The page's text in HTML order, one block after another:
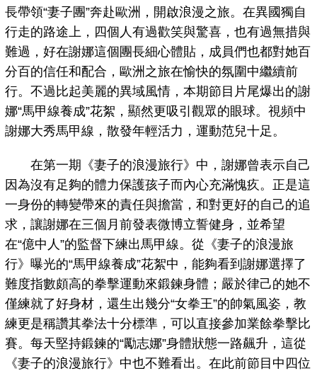
長帶領“妻子團”奔赴歐洲，開啟浪漫之旅。在異國獨自
行走的路途上，四個人有過歡笑與驚喜，也有過無措與
難過，好在謝娜這個團長細心體貼，成員們也都對她百
分百的信任和配合，歐洲之旅在愉快的氛圍中繼續前
行。不過比起美麗的異域風情，本期節目片尾爆出的謝
娜“馬甲線養成”花絮，顯然更吸引觀眾的眼球。視頻中
謝娜大秀馬甲線，散發年輕活力，運動范兒十足。
在第一期《妻子的浪漫旅行》中，謝娜曾表示自己
因為沒有足夠的體力保護孩子而內心充滿愧疚。正是這
一身份的轉變帶來的責任與擔當，和對更好的自己的追
求，讓謝娜在三個月前發表微博立誓健身，並希望
在“億中人”的監督下練出馬甲線。從《妻子的浪漫旅
行》曝光的“馬甲線養成”花絮中，能夠看到謝娜選擇了
難度指數頗高的拳擊運動來鍛鍊身體；嚴於律己的她不
僅練就了好身材，還生出幾分“女拳王”的帥氣風姿，教
練更是稱讚其拳法十分標準，可以直接參加業餘拳擊比
賽。每天堅持鍛鍊的“勵志娜”身體狀態一路飆升，這從
《妻子的浪漫旅行》中也不難看出。在此前節目中四位